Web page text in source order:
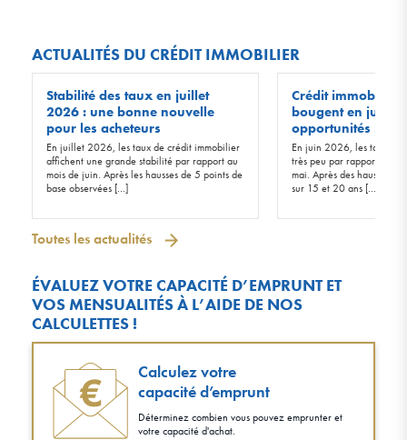
ACTUALITÉS DU CRÉDIT IMMOBILIER
Stabilité des taux en juillet
2026 : une bonne nouvelle
pour les acheteurs
En juillet 2026, les taux de crédit immobilier
affichent une grande stabilité par rapport au
mois de juin. Après les hausses de 5 points de
base observées […]
Crédit immobilier
bougent en juin
opportunités !
En juin 2026, les taux
très peu par rapport à
mai. Après des hausses
sur 15 et 20 ans […]
Toutes les actualités
ÉVALUEZ VOTRE CAPACITÉ D’EMPRUNT ET
VOS MENSUALITÉS À L’AIDE DE NOS
CALCULETTES !
Calculez votre
capacité d’emprunt
Déterminez combien vous pouvez emprunter et
votre capacité d'achat.